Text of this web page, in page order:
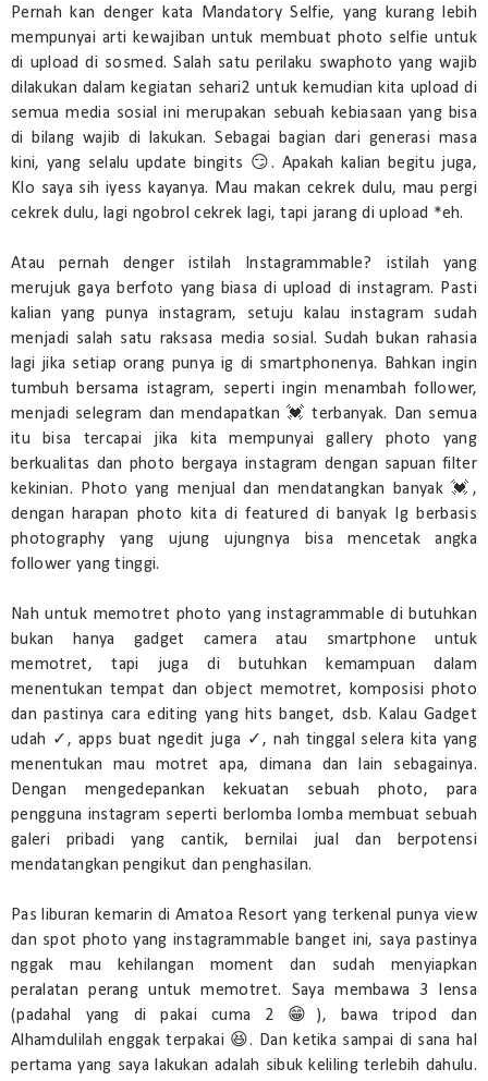
Pernah kan denger kata Mandatory Selfie, yang kurang lebih
mempunyai arti kewajiban untuk membuat photo selfie untuk
di upload di sosmed. Salah satu perilaku swaphoto yang wajib
dilakukan dalam kegiatan sehari2 untuk kemudian kita upload di
semua media sosial ini merupakan sebuah kebiasaan yang bisa
di bilang wajib di lakukan. Sebagai bagian dari generasi masa
kini, yang selalu update bingits 😏. Apakah kalian begitu juga,
Klo saya sih iyess kayanya. Mau makan cekrek dulu, mau pergi
cekrek dulu, lagi ngobrol cekrek lagi, tapi jarang di upload *eh.
Atau pernah denger istilah Instagrammable? istilah yang
merujuk gaya berfoto yang biasa di upload di instagram. Pasti
kalian yang punya instagram, setuju kalau instagram sudah
menjadi salah satu raksasa media sosial. Sudah bukan rahasia
lagi jika setiap orang punya ig di smartphonenya. Bahkan ingin
tumbuh bersama istagram, seperti ingin menambah follower,
menjadi selegram dan mendapatkan 💓 terbanyak. Dan semua
itu bisa tercapai jika kita mempunyai gallery photo yang
berkualitas dan photo bergaya instagram dengan sapuan filter
kekinian. Photo yang menjual dan mendatangkan banyak 💓,
dengan harapan photo kita di featured di banyak Ig berbasis
photography yang ujung ujungnya bisa mencetak angka
follower yang tinggi.
Nah untuk memotret photo yang instagrammable di butuhkan
bukan hanya gadget camera atau smartphone untuk
memotret, tapi juga di butuhkan kemampuan dalam
menentukan tempat dan object memotret, komposisi photo
dan pastinya cara editing yang hits banget, dsb. Kalau Gadget
udah ✓, apps buat ngedit juga ✓, nah tinggal selera kita yang
menentukan mau motret apa, dimana dan lain sebagainya.
Dengan mengedepankan kekuatan sebuah photo, para
pengguna instagram seperti berlomba lomba membuat sebuah
galeri pribadi yang cantik, bernilai jual dan berpotensi
mendatangkan pengikut dan penghasilan.
Pas liburan kemarin di Amatoa Resort yang terkenal punya view
dan spot photo yang instagrammable banget ini, saya pastinya
nggak mau kehilangan moment dan sudah menyiapkan
peralatan perang untuk memotret. Saya membawa 3 lensa
(padahal yang di pakai cuma 2 😁), bawa tripod dan
Alhamdulilah enggak terpakai 😆. Dan ketika sampai di sana hal
pertama yang saya lakukan adalah sibuk keliling terlebih dahulu.